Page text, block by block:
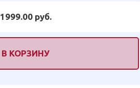
1999.00 руб.
В КОРЗИНУ